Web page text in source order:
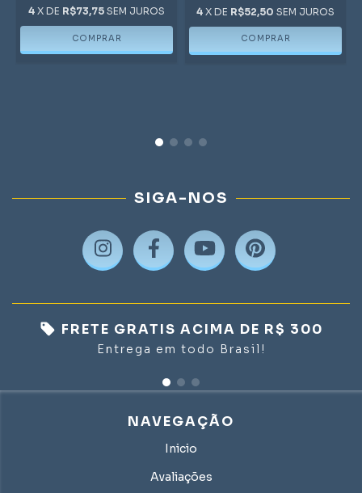
4 X DE R$73,75 SEM JUROS 4 X DE R$52,50 SEM JUROS
SIGA-NOS
FRETE GRATIS ACIMA DE R$ 300
Entrega em todo Brasil!
NAVEGAÇÃO
Inicio
Avaliações